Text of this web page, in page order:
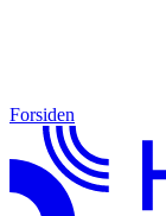
Forsiden